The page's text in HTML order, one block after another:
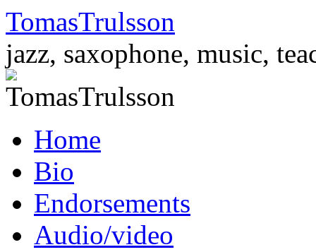
TomasTrulsson
jazz, saxophone, music,
to
contentHome
Bio
Endorsements
Audio/video